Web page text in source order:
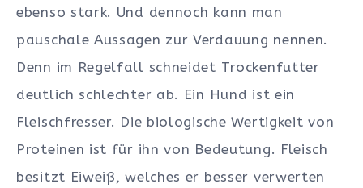
ebenso stark. Und dennoch kann man
pauschale Aussagen zur Verdauung nennen.
Denn im Regelfall schneidet Trockenfutter
deutlich schlechter ab. Ein Hund ist ein
Fleischfresser. Die biologische Wertigkeit von
Proteinen ist für ihn von Bedeutung. Fleisch
besitzt Eiweiß, welches er besser verwerten